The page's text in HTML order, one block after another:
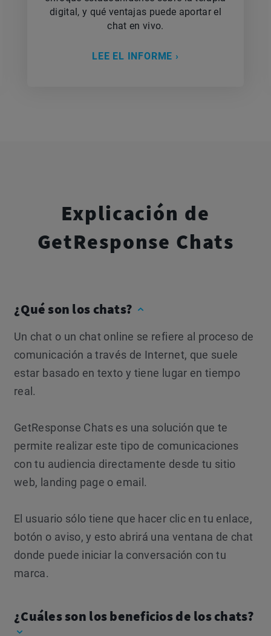
digital, y qué ventajas puede aportar el
chat en vivo.
LEE EL INFORME ›
Explicación de
GetResponse Chats
¿Qué son los chats?
Un chat o un chat online se refiere al proceso de
comunicación a través de Internet, que suele
estar basado en texto y tiene lugar en tiempo
real.
GetResponse Chats es una solución que te
permite realizar este tipo de comunicaciones
con tu audiencia directamente desde tu sitio
web, landing page o email.
El usuario sólo tiene que hacer clic en tu enlace,
botón o aviso, y esto abrirá una ventana de chat
donde puede iniciar la conversación con tu
marca.
¿Cuáles son los beneficios de los chats?